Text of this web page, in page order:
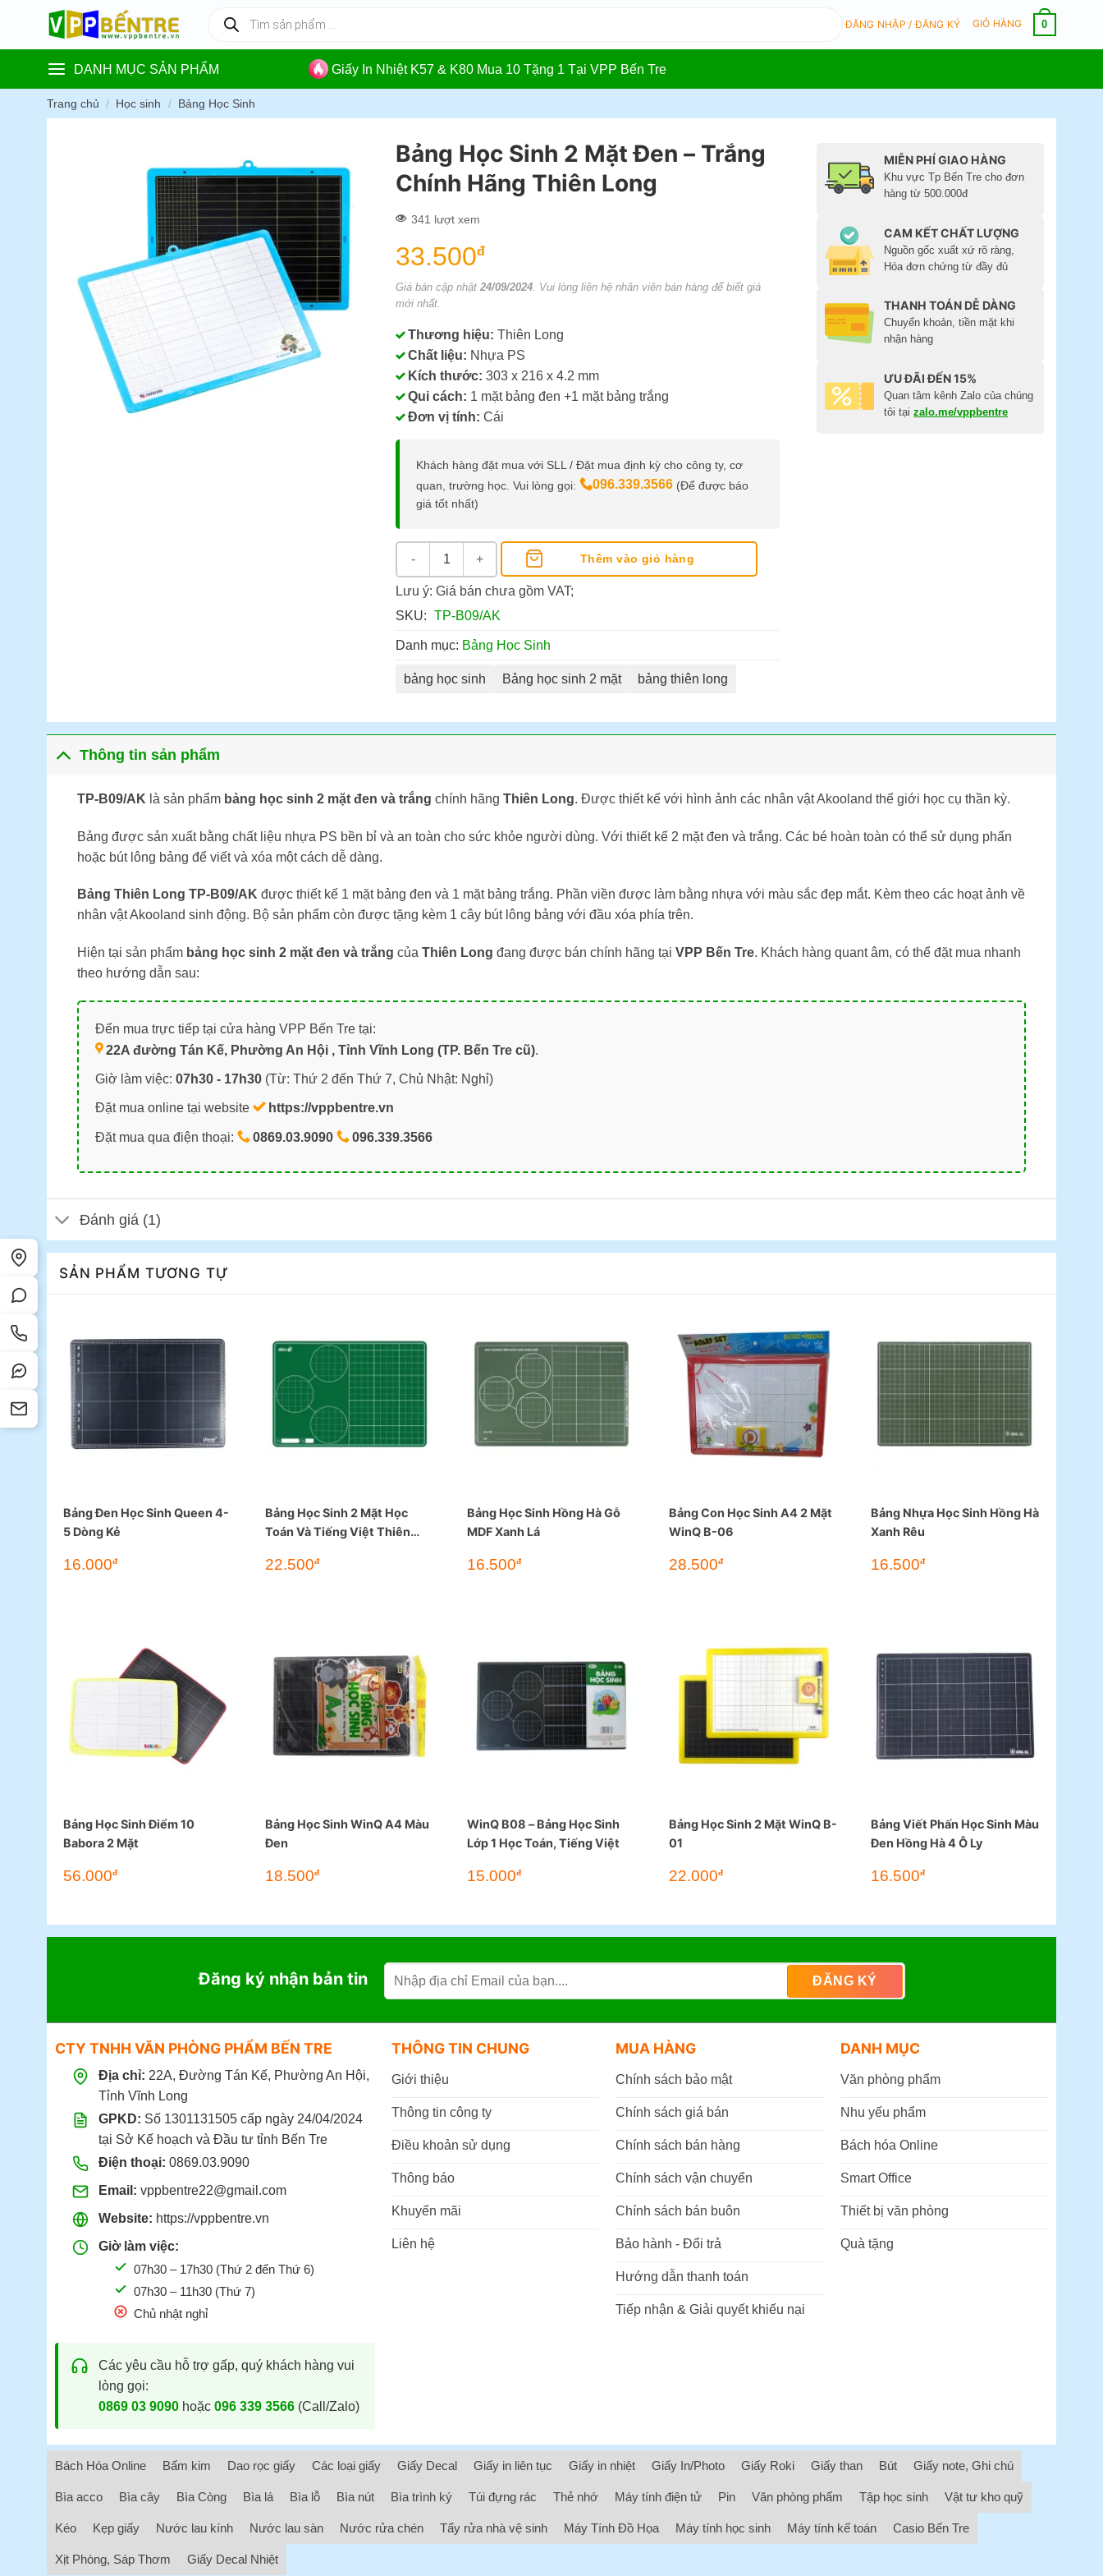
content
kiếm
phẩm
ĐĂNG NHẬP / ĐĂNG KÝ GIỎ HÀNG 0
DANH MỤC SẢN PHẨM Giấy In Nhiệt K57 & K80 Mua 10 Tặng 1 Tại VPP Bến Tre
Trang chủ / Học sinh / Bảng Học Sinh
Bảng Học Sinh 2 Mặt Đen – Trắng
Chính Hãng Thiên Long
341 lượt xem
33.500đ
Giá bán cập nhật 24/09/2024 . Vui lòng liên hệ nhân viên bán hàng để biết giá
mới nhất.
Thương hiệu: Thiên Long
Chất liệu: Nhựa PS
Kích thước: 303 x 216 x 4.2 mm
Qui cách: 1 mặt bảng đen +1 mặt bảng trắng
Đơn vị tính: Cái
Khách hàng đặt mua với SLL / Đặt mua định kỳ cho công ty, cơ
quan, trường học. Vui lòng gọi:
096.339.3566 (Để được báo
giá tốt nhất)
Bảng Học Sinh 2 Mặt Đen - Trắng Chính Hãng Thiên Long số lượng
Thêm vào giỏ hàng
Lưu ý: Giá bán chưa gồm VAT;
SKU: TP-B09/AK
Danh mục: Bảng Học Sinh
bảng học sinh Bảng học sinh 2 mặt bảng thiên long
MIỄN PHÍ GIAO HÀNG
Khu vực Tp Bến Tre cho đơn
hàng từ 500.000đ
CAM KẾT CHẤT LƯỢNG
Nguồn gốc xuất xứ rõ ràng,
Hóa đơn chứng từ đầy đủ
THANH TOÁN DỄ DÀNG
Chuyển khoản, tiền mặt khi
nhận hàng
ƯU ĐÃI ĐẾN 15%
Quan tâm kênh Zalo của chúng
tôi tạizalo.me/vppbentre
Thông tin sản phẩm
TP-B09/AK là sản phẩm bảng học sinh 2 mặt đen và trắng chính hãng Thiên Long. Được thiết kế với hình ảnh các nhân vật Akooland thế giới học cụ thần kỳ.
Bảng được sản xuất bằng chất liệu nhựa PS bền bỉ và an toàn cho sức khỏe người dùng. Với thiết kế 2 mặt đen và trắng. Các bé hoàn toàn có thể sử dụng phấn
hoặc bút lông bảng để viết và xóa một cách dễ dàng.
Bảng Thiên Long TP-B09/AK được thiết kế 1 mặt bảng đen và 1 mặt bảng trắng. Phần viền được làm bằng nhựa với màu sắc đẹp mắt. Kèm theo các hoạt ảnh về
nhân vật Akooland sinh động. Bộ sản phẩm còn được tặng kèm 1 cây bút lông bảng với đầu xóa phía trên.
Hiện tại sản phẩm bảng học sinh 2 mặt đen và trắng của Thiên Long đang được bán chính hãng tại VPP Bến Tre. Khách hàng quant âm, có thể đặt mua nhanh
theo hướng dẫn sau:
Đến mua trực tiếp tại cửa hàng VPP Bến Tre tại:
22A đường Tán Kế, Phường An Hội , Tỉnh Vĩnh Long (TP. Bến Tre cũ).
Giờ làm việc: 07h30 - 17h30(Từ: Thứ 2 đến Thứ 7, Chủ Nhật: Nghỉ)
Đặt mua online tại website https://vppbentre.vn
Đặt mua qua điện thoại: 0869.03.9090 096.339.3566
Đánh giá (1)
SẢN PHẨM TƯƠNG TỰ
Bảng Đen Học Sinh Queen 4-
5 Dòng Kẻ
16.000đ
Bảng Học Sinh 2 Mặt Học
Toán Và Tiếng Việt Thiên
22.500đ
Bảng Học Sinh Hồng Hà Gỗ
MDF Xanh Lá
16.500đ
Bảng Con Học Sinh A4 2 Mặt
WinQ B-06
28.500đ
Bảng Nhựa Học Sinh Hồng Hà
Xanh Rêu
16.500đ
Bảng Học Sinh Điểm 10
Babora 2 Mặt
56.000đ
Bảng Học Sinh WinQ A4 Màu
Đen
18.500đ
WinQ B08 – Bảng Học Sinh
Lớp 1 Học Toán, Tiếng Việt
15.000đ
Bảng Học Sinh 2 Mặt WinQ B-
01
22.000đ
Bảng Viết Phấn Học Sinh Màu
Đen Hồng Hà 4 Ô Ly
16.500đ
Đăng ký nhận bản tin
CTY TNHH VĂN PHÒNG PHẨM BẾN TRE
Địa chỉ: 22A, Đường Tán Kế, Phường An Hội,
Tỉnh Vĩnh Long
GPKD: Số 1301131505 cấp ngày 24/04/2024
tại Sở Kế hoạch và Đầu tư tỉnh Bến Tre
Điện thoại: 0869.03.9090
Email: vppbentre22@gmail.com
Website: https://vppbentre.vn
Giờ làm việc:
07h30 – 17h30 (Thứ 2 đến Thứ 6)
07h30 – 11h30 (Thứ 7)
Chủ nhật nghỉ
Các yêu cầu hỗ trợ gấp, quý khách hàng vui
lòng gọi:
0869 03 9090hoặc 096 339 3566(Call/Zalo)
THÔNG TIN CHUNG
Giới thiệu
Thông tin công ty
Điều khoản sử dụng
Thông báo
Khuyến mãi
Liên hệ
MUA HÀNG
Chính sách bảo mật
Chính sách giá bán
Chính sách bán hàng
Chính sách vận chuyển
Chính sách bán buôn
Bảo hành - Đổi trả
Hướng dẫn thanh toán
Tiếp nhận & Giải quyết khiếu nại
DANH MỤC
Văn phòng phẩm
Nhu yếu phẩm
Bách hóa Online
Smart Office
Thiết bị văn phòng
Quà tặng
Bách Hóa Online Bấm kim Dao rọc giấy Các loại giấy Giấy Decal Giấy in liên tục Giấy in nhiệt Giấy In/Photo Giấy Roki Giấy than Bút Giấy note, Ghi chú
Bìa acco Bìa cây Bìa Còng Bìa lá Bìa lỗ Bìa nút Bìa trình ký Túi đựng rác Thẻ nhớ Máy tính điện tử Pin Văn phòng phẩm Tập học sinh Vật tư kho quỹ
Kéo Kẹp giấy Nước lau kính Nước lau sàn Nước rửa chén Tẩy rửa nhà vệ sinh Máy Tính Đồ Họa Máy tính học sinh Máy tính kế toán Casio Bến Tre
Xịt Phòng, Sáp Thơm Giấy Decal Nhiệt